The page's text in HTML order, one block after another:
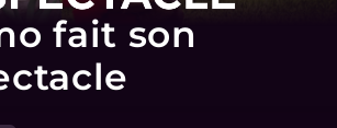
fait son